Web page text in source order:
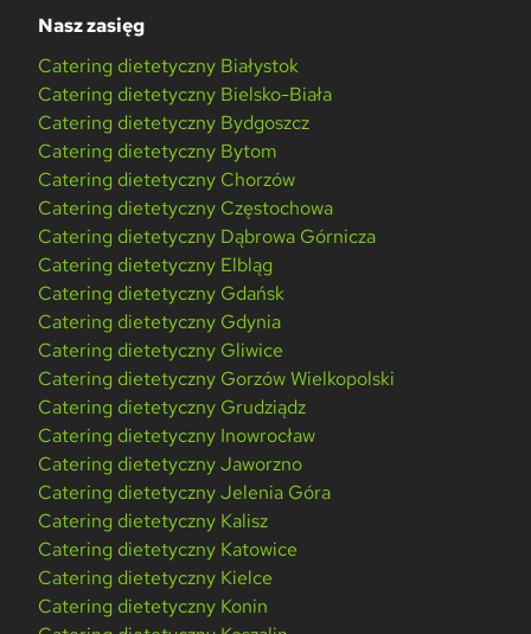
Nasz zasięg
Catering dietetyczny Białystok
Catering dietetyczny Bielsko-Biała
Catering dietetyczny Bydgoszcz
Catering dietetyczny Bytom
Catering dietetyczny Chorzów
Catering dietetyczny Częstochowa
Catering dietetyczny Dąbrowa Górnicza
Catering dietetyczny Elbląg
Catering dietetyczny Gdańsk
Catering dietetyczny Gdynia
Catering dietetyczny Gliwice
Catering dietetyczny Gorzów Wielkopolski
Catering dietetyczny Grudziądz
Catering dietetyczny Inowrocław
Catering dietetyczny Jaworzno
Catering dietetyczny Jelenia Góra
Catering dietetyczny Kalisz
Catering dietetyczny Katowice
Catering dietetyczny Kielce
Catering dietetyczny Konin